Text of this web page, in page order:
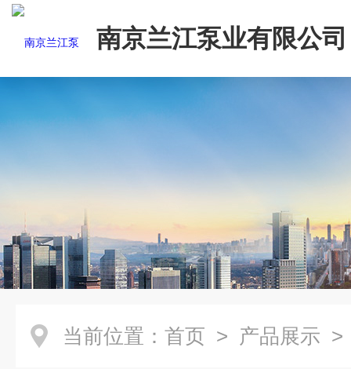
南京兰江泵业有限公司
当前位置： 首页 > 产品展示